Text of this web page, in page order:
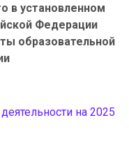
в установленном
Федерации
образовательной
на 2025